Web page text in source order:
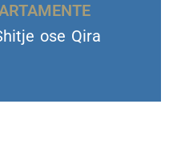
DHE TROJE
ose Qira